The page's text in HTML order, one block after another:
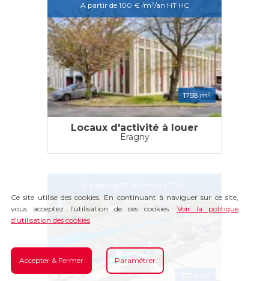
A partir de 100 € /m²/an HT HC
1758 m²
Locaux d'activité à louer
Eragny
Ce site utilise des cookies. En continuant à naviguer sur ce site,
vous acceptez l'utilisation de ces cookies. Voir la politique
d'utilisation des cookies
Accepter & Fermer Paramétrer